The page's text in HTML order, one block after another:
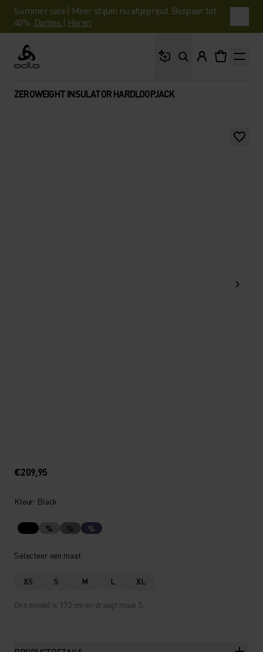
Summer sale | Meer stijlen nu afgeprijsd. Bespaar tot
40%. Dames | Heren
Odlo
ZEROWEIGHT INSULATOR HARDLOOPJACK
€209,95
Kleur: Black
% % %
Selecteer een maat
XS S M L XL
Ons model is 173 cm en draagt maat S.